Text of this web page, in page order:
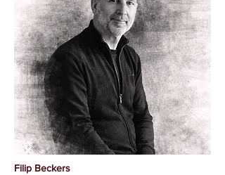
Filip Beckers